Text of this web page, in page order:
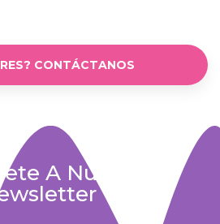
CONTÁCTANOS
A Nuestra